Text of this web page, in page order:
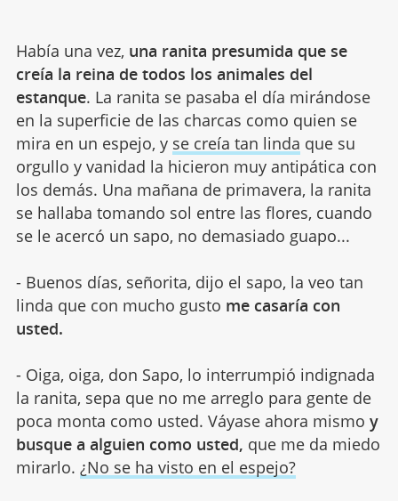
Había una vez, una ranita presumida que se
creía la reina de todos los animales del
estanque. La ranita se pasaba el día mirándose
en la superficie de las charcas como quien se
mira en un espejo, y se creía tan linda que su
orgullo y vanidad la hicieron muy antipática con
los demás. Una mañana de primavera, la ranita
se hallaba tomando sol entre las flores, cuando
se le acercó un sapo, no demasiado guapo...
- Buenos días, señorita, dijo el sapo, la veo tan
linda que con mucho gusto me casaría con
usted.
- Oiga, oiga, don Sapo, lo interrumpió indignada
la ranita, sepa que no me arreglo para gente de
poca monta como usted. Váyase ahora mismo y
busque a alguien como usted, que me da miedo
mirarlo. ¿No se ha visto en el espejo?